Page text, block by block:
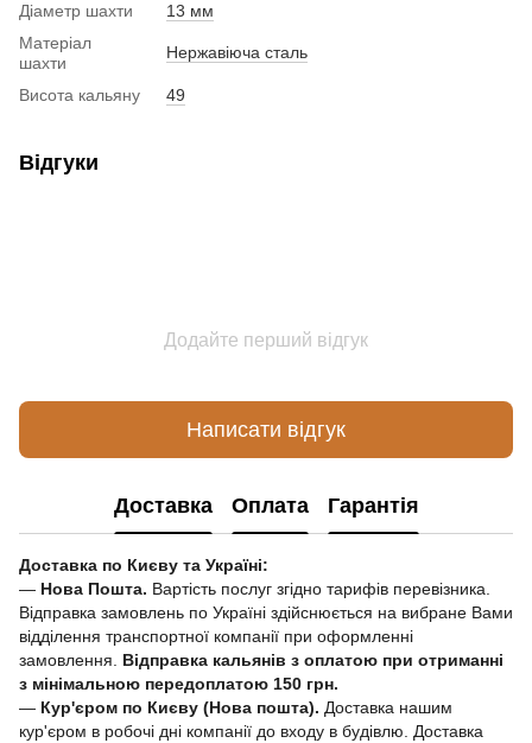
Діаметр шахти
13 мм
Матеріал
шахти
Нержавіюча сталь
Висота кальяну 49
Відгуки
Додайте перший відгук
Написати відгук
Доставка Оплата Гарантія
Доставка по Києву та Україні:
— Нова Пошта. Вартість послуг згідно тарифів перевізника.
Відправка замовлень по Україні здійснюється на вибране Вами
відділення транспортної компанії при оформленні
замовлення. Відправка кальянів з оплатою при отриманні
з мінімальною передоплатою 150 грн.
— Кур'єром по Києву (Нова пошта). Доставка нашим
кур'єром в робочі дні компанії до входу в будівлю. Доставка